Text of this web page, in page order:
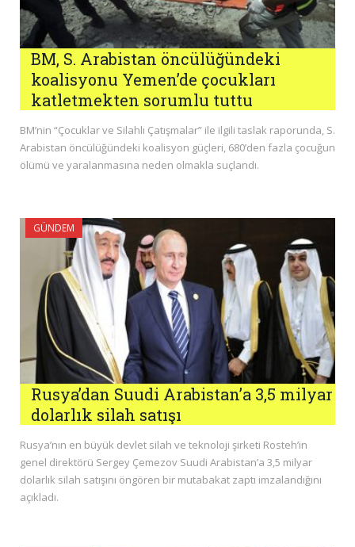
BM, S. Arabistan öncülüğündeki
koalisyonu Yemen’de çocukları
katletmekten sorumlu tuttu
BM’nin “Çocuklar ve Silahlı Çatışmalar” ile ilgili taslak raporunda, S.
Arabistan öncülüğündeki koalisyon güçleri, 680’den fazla çocuğun
ölümü ve yaralanmasına neden olmakla suçlandı.
GÜNDEM
Rusya’dan Suudi Arabistan’a 3,5 milyar
dolarlık silah satışı
Rusya’nın en büyük devlet silah ve teknoloji şirketi Rosteh’in
genel direktörü Sergey Çemezov Suudi Arabistan’a 3,5 milyar
dolarlık silah satışını öngören bir mutabakat zaptı imzalandığını
açıkladı.